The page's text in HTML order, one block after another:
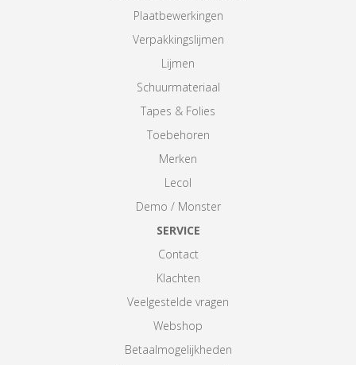
Plaatbewerkingen
Verpakkingslijmen
Lijmen
Schuurmateriaal
Tapes & Folies
Toebehoren
Merken
Lecol
Demo / Monster
SERVICE
Contact
Klachten
Veelgestelde vragen
Webshop
Betaalmogelijkheden